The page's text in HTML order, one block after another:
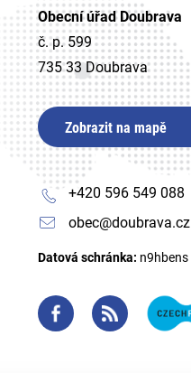
Obecní úřad Doubrava
č. p. 599
735 33 Doubrava
Zobrazit na mapě
+420 596 549 088
obec@doubrava.cz
Datová schránka: n9hbens